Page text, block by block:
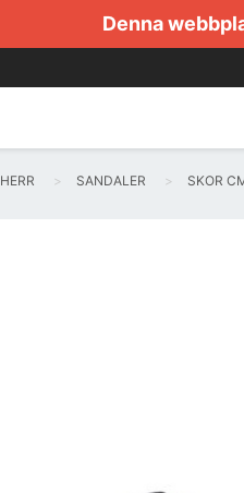
Denna
HERR SANDALER SKOR